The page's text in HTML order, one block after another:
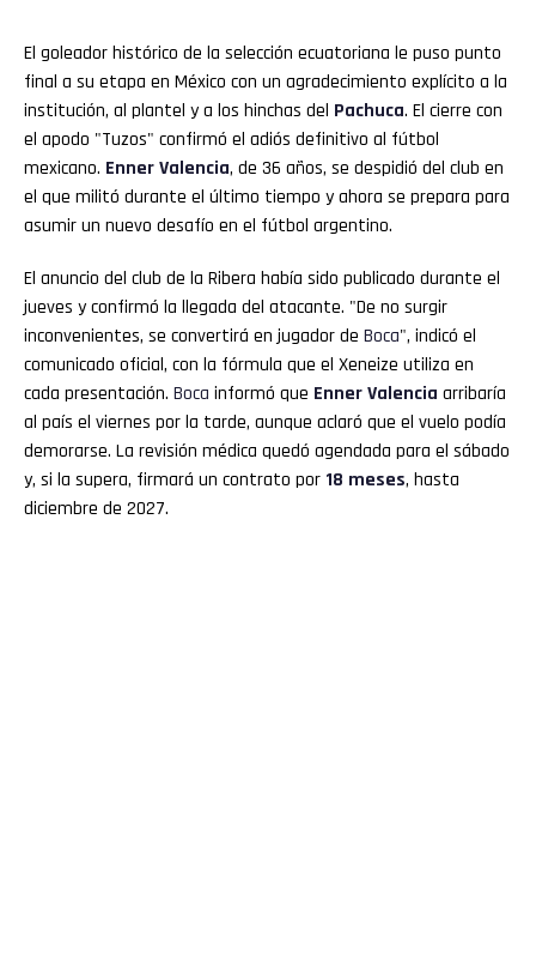
El goleador histórico de la selección ecuatoriana le puso punto
final a su etapa en México con un agradecimiento explícito a la
institución, al plantel y a los hinchas del Pachuca. El cierre con
el apodo "Tuzos" confirmó el adiós definitivo al fútbol
mexicano. EnnerValencia, de 36 años, se despidió del club en
el que militó durante el último tiempo y ahora se prepara para
asumir un nuevo desafío en el fútbol argentino.
El anuncio del club de la Ribera había sido publicado durante el
jueves y confirmó la llegada del atacante. "De no surgir
inconvenientes, se convertirá en jugador de Boca", indicó el
comunicado oficial, con la fórmula que el Xeneize utiliza en
cada presentación. Boca informó que EnnerValencia arribaría
al país el viernes por la tarde, aunque aclaró que el vuelo podía
demorarse. La revisión médica quedó agendada para el sábado
y, si la supera, firmará un contrato por 18 meses, hasta
diciembre de 2027.